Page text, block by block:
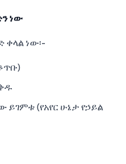
ነው
ቀላል ነው፡-
(የአየር ሁኔታ የኃይል